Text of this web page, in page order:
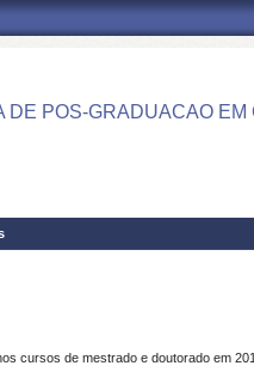
POS-GRADUACAO EM
cursos de mestrado e doutorado em